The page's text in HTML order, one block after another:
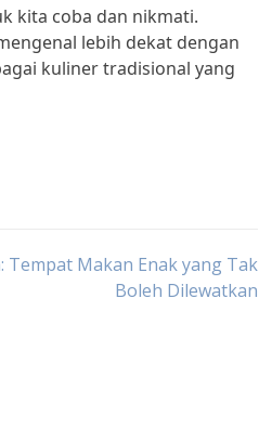
kita coba dan nikmati.
lebih dekat dengan
kuliner tradisional yang
Tempat Makan Enak yang Tak
Boleh Dilewatkan